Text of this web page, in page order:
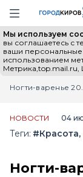
Навигация сайта
Мы используем
вы соглашаетесь с
ваши
использованием
Метрика,top.mail.ru,
Выборы - 2026
Главная
Лента
Ногти-варенье 2026: 7 самых сочных и ярких идей маникюра для отпуска и вечеринок - ежевика, клубника и абрикос на кончиках пальцев
НОВОСТИ 04
Теги: #Красота
Ногти-